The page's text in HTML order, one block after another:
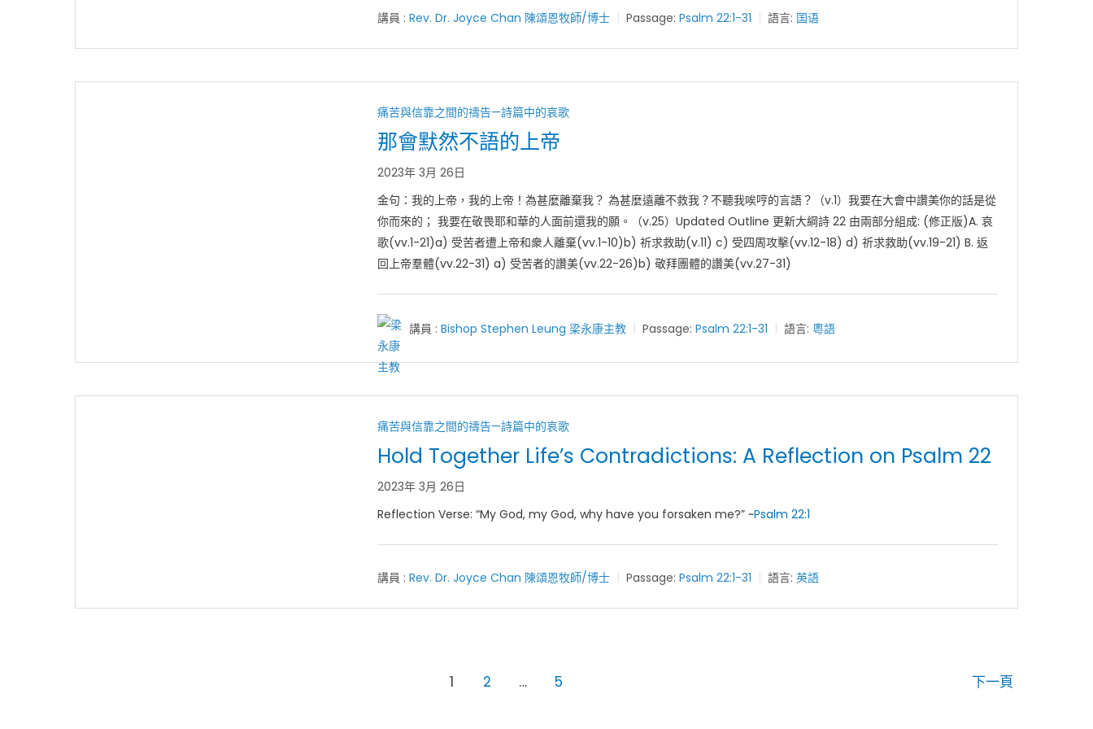
講員 : Rev. Dr. Joyce Chan 陳頌恩牧師/博士 Passage: Psalm 22:1-31 語言: 国语
痛苦與信靠之間的禱告—詩篇中的哀歌
那會默然不語的上帝
2023年 3月 26日
金句：我的上帝，我的上帝！為甚麼離棄我？ 為甚麼遠離不救我？不聽我唉哼的言語？（v.1）我要在大會中讚美你的話是從
你而來的； 我要在敬畏耶和華的人面前還我的願。（v.25）Updated Outline 更新大綱詩 22 由兩部分組成: (修正版)A. 哀
歌(vv.1-21)a) 受苦者遭上帝和衆人離棄(vv.1-10)b) 祈求救助(v.11) c) 受四周攻擊(vv.12-18) d) 祈求救助(vv.19-21) B. 返
回上帝羣體(vv.22-31) a) 受苦者的讚美(vv.22-26)b) 敬拜團體的讚美(vv.27-31)
講員 : Bishop Stephen Leung 梁永康主教 Passage: Psalm 22:1-31 語言: 粵語
痛苦與信靠之間的禱告—詩篇中的哀歌
Hold Together Life’s Contradictions: A Reflection on Psalm 22
2023年 3月 26日
Reflection Verse: “My God, my God, why have you forsaken me?” ~Psalm 22:1
講員 : Rev. Dr. Joyce Chan 陳頌恩牧師/博士 Passage: Psalm 22:1-31 語言: 英語
1 2 … 5 下一頁